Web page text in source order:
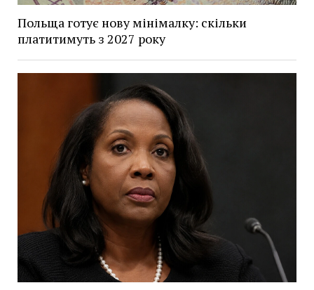
Польща готує нову мінімалку: скільки
платитимуть з 2027 року